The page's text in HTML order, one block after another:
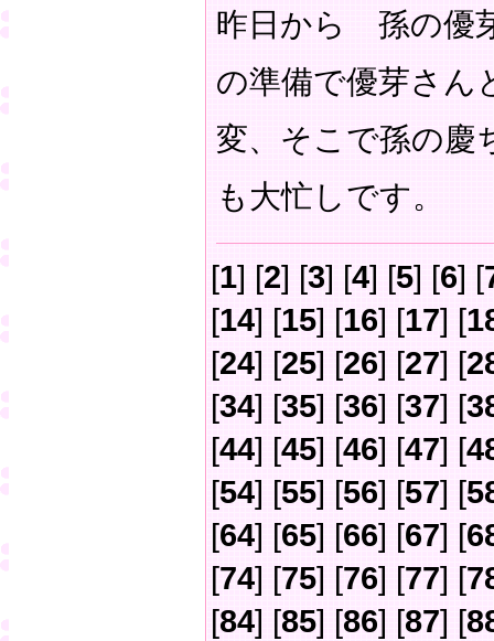
昨日から 孫の優
の準備で優芽さん
変、そこで孫の慶
も大忙しです。
[1] [2] [3] [4] [5] [6] [
[14] [15] [16] [17] [
[24] [25] [26] [27] [
[34] [35] [36] [37] [
[44] [45] [46] [47] [
[54] [55] [56] [57] [
[64] [65] [66] [67] [
[74] [75] [76] [77] [
[84] [85] [86] [87] [